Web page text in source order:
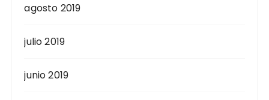
agosto 2019
julio 2019
junio 2019